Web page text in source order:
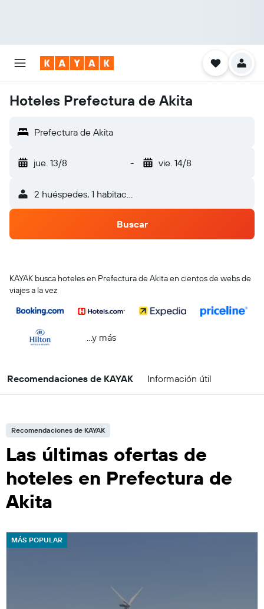
Hoteles Prefectura de Akita
Prefectura de Akita
jue. 13/8 - vie. 14/8
2 huéspedes, 1 habitación
Buscar
KAYAK busca hoteles en Prefectura de Akita en cientos de webs de
viajes a la vez
...y más
Recomendaciones de KAYAK Información útil
Recomendaciones de KAYAK
Las últimas ofertas de
hoteles en Prefectura de
Akita
MÁS POPULAR